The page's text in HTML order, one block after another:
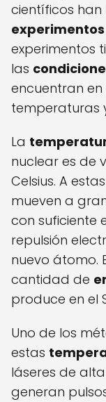
científicos
experimentos
experimentos
las
encuentran
temperaturas
La
nuclear es de
Celsius. A
mueven a
con suficiente
repulsión
nuevo átomo.
cantidad de
produce en el
Uno de los
estas
láseres de
generan